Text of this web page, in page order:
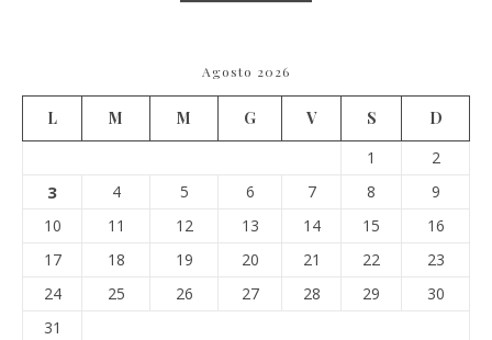
Agosto 2026
L M M G V S
D
1
2
3 4 5 6 7 8
9
10
11 12 13 14 15
16
17
18 19 20 21 22
23
24
25 26 27 28 29
30
31